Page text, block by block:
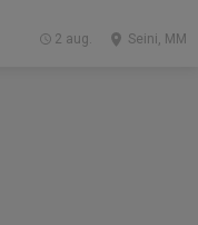
Seini, MM
2 aug.